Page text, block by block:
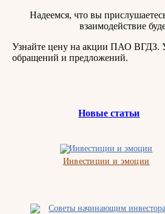
Надеемся, что вы
взаимодействие
Узнайте цену на акции ПАО ВГДЗ.
обращений и предложений.
Новые статьи
Инвестиции и эмоции